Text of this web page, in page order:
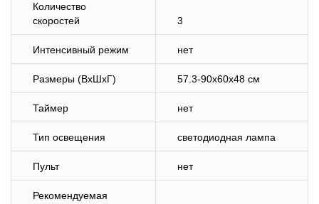
Количество
скоростей
3
Интенсивный режим нет
Размеры (ВхШхГ) 57.3-90x60x48 см
Таймер нет
Тип освещения светодиодная лампа
Пульт нет
Рекомендуемая